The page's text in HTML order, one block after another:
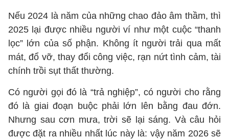
Nếu 2024 là năm của những chao đảo âm thầm, thì
2025 lại được nhiều người ví như một cuộc “thanh
lọc” lớn của số phận. Không ít người trải qua mất
mát, đổ vỡ, thay đổi công việc, rạn nứt tình cảm, tài
chính trồi sụt thất thường.
Có người gọi đó là “trả nghiệp”, có người cho rằng
đó là giai đoạn buộc phải lớn lên bằng đau đớn.
Nhưng sau cơn mưa, trời sẽ lại sáng. Và câu hỏi
được đặt ra nhiều nhất lúc này là: vậy năm 2026 sẽ